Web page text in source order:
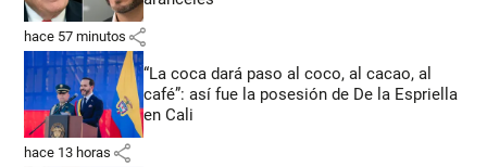
hace 57 minutos share
“La coca dará paso al coco, al cacao, al
café”: así fue la posesión de De la Espriella
en Cali
hace 13 horas share